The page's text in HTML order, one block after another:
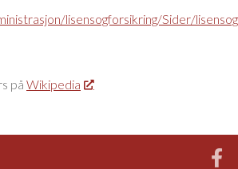
lisensogforsikring/Sider/
på Wikipedia